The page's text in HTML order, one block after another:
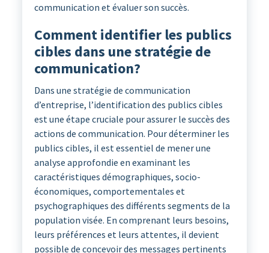
communication et évaluer son succès.
Comment identifier les publics
cibles dans une stratégie de
communication?
Dans une stratégie de communication
d’entreprise, l’identification des publics cibles
est une étape cruciale pour assurer le succès des
actions de communication. Pour déterminer les
publics cibles, il est essentiel de mener une
analyse approfondie en examinant les
caractéristiques démographiques, socio-
économiques, comportementales et
psychographiques des différents segments de la
population visée. En comprenant leurs besoins,
leurs préférences et leurs attentes, il devient
possible de concevoir des messages pertinents